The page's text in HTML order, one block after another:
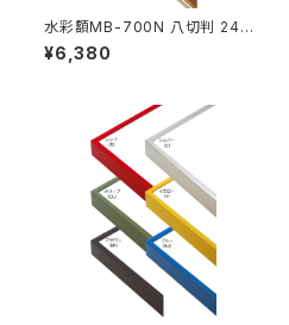
水彩額MB-700N 八切判 241
×302ミリ
¥6,380